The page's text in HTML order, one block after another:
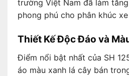
trường Việt Nam đã làm
phong phú cho phân khúc
Thiết Kế Độc Đáo và
Điểm nổi bật nhất của SH
áo màu xanh lá cây bán